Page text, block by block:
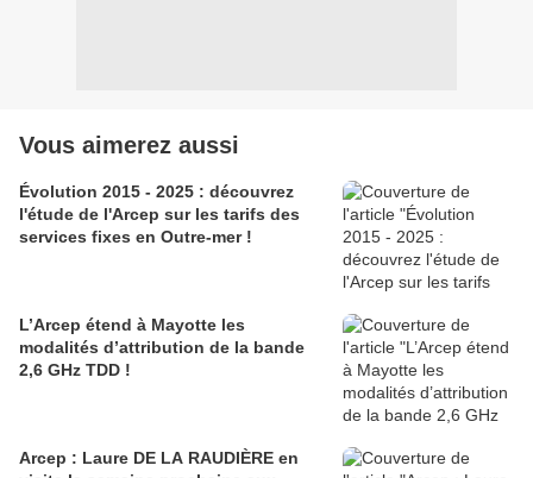
Vous aimerez aussi
Évolution 2015 - 2025 : découvrez
l'étude de l'Arcep sur les tarifs des
services fixes en Outre-mer !
L’Arcep étend à Mayotte les
modalités d’attribution de la bande
2,6 GHz TDD !
Arcep : Laure DE LA RAUDIÈRE en